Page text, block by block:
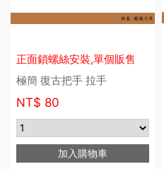
正面鎖螺絲安裝,單個販售
極簡 復古把手 拉手
NT$ 80
加入購物車